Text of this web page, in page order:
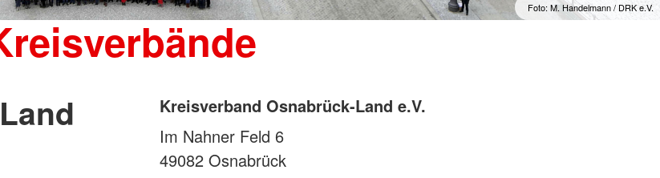
Foto: M. Handelmann / DRK e.V.
Kreisverband Osnabrück-Land e.V.
Im Nahner Feld 6
49082 Osnabrück